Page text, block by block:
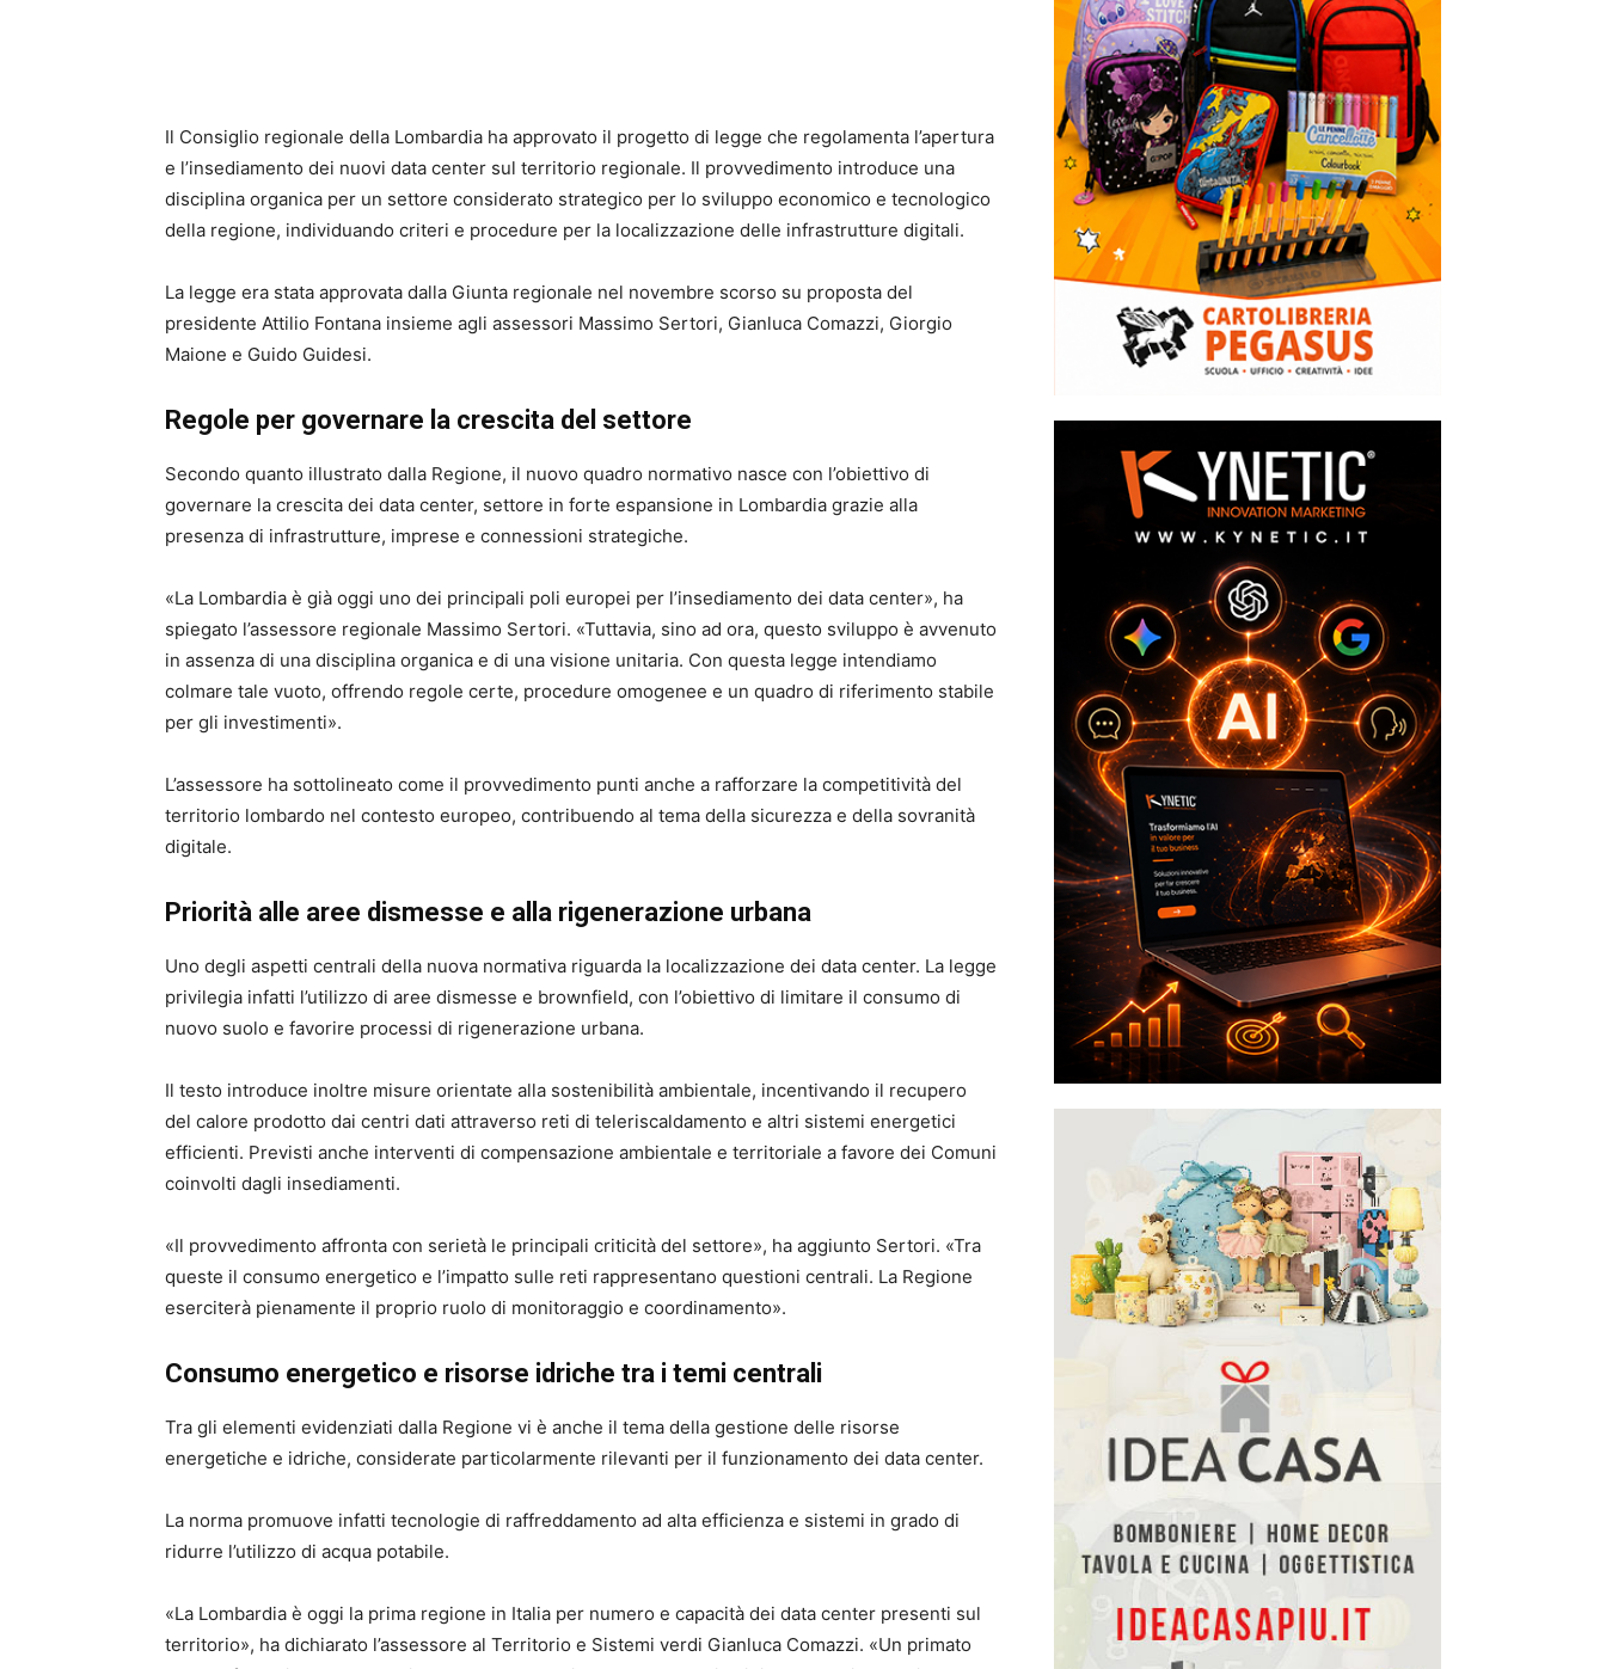
Il Consiglio regionale della Lombardia ha approvato il progetto di legge che regolamenta l’apertura
e l’insediamento dei nuovi data center sul territorio regionale. Il provvedimento introduce una
disciplina organica per un settore considerato strategico per lo sviluppo economico e tecnologico
della regione, individuando criteri e procedure per la localizzazione delle infrastrutture digitali.
La legge era stata approvata dalla Giunta regionale nel novembre scorso su proposta del
presidente Attilio Fontana insieme agli assessori Massimo Sertori, Gianluca Comazzi, Giorgio
Maione e Guido Guidesi.
Regole per governare la crescita del settore
Secondo quanto illustrato dalla Regione, il nuovo quadro normativo nasce con l’obiettivo di
governare la crescita dei data center, settore in forte espansione in Lombardia grazie alla
presenza di infrastrutture, imprese e connessioni strategiche.
«La Lombardia è già oggi uno dei principali poli europei per l’insediamento dei data center», ha
spiegato l’assessore regionale Massimo Sertori. «Tuttavia, sino ad ora, questo sviluppo è avvenuto
in assenza di una disciplina organica e di una visione unitaria. Con questa legge intendiamo
colmare tale vuoto, offrendo regole certe, procedure omogenee e un quadro di riferimento stabile
per gli investimenti».
L’assessore ha sottolineato come il provvedimento punti anche a rafforzare la competitività del
territorio lombardo nel contesto europeo, contribuendo al tema della sicurezza e della sovranità
digitale.
Priorità alle aree dismesse e alla rigenerazione urbana
Uno degli aspetti centrali della nuova normativa riguarda la localizzazione dei data center. La legge
privilegia infatti l’utilizzo di aree dismesse e brownfield, con l’obiettivo di limitare il consumo di
nuovo suolo e favorire processi di rigenerazione urbana.
Il testo introduce inoltre misure orientate alla sostenibilità ambientale, incentivando il recupero
del calore prodotto dai centri dati attraverso reti di teleriscaldamento e altri sistemi energetici
efficienti. Previsti anche interventi di compensazione ambientale e territoriale a favore dei Comuni
coinvolti dagli insediamenti.
«Il provvedimento affronta con serietà le principali criticità del settore», ha aggiunto Sertori. «Tra
queste il consumo energetico e l’impatto sulle reti rappresentano questioni centrali. La Regione
eserciterà pienamente il proprio ruolo di monitoraggio e coordinamento».
Consumo energetico e risorse idriche tra i temi centrali
Tra gli elementi evidenziati dalla Regione vi è anche il tema della gestione delle risorse
energetiche e idriche, considerate particolarmente rilevanti per il funzionamento dei data center.
La norma promuove infatti tecnologie di raffreddamento ad alta efficienza e sistemi in grado di
ridurre l’utilizzo di acqua potabile.
«La Lombardia è oggi la prima regione in Italia per numero e capacità dei data center presenti sul
territorio», ha dichiarato l’assessore al Territorio e Sistemi verdi Gianluca Comazzi. «Un primato